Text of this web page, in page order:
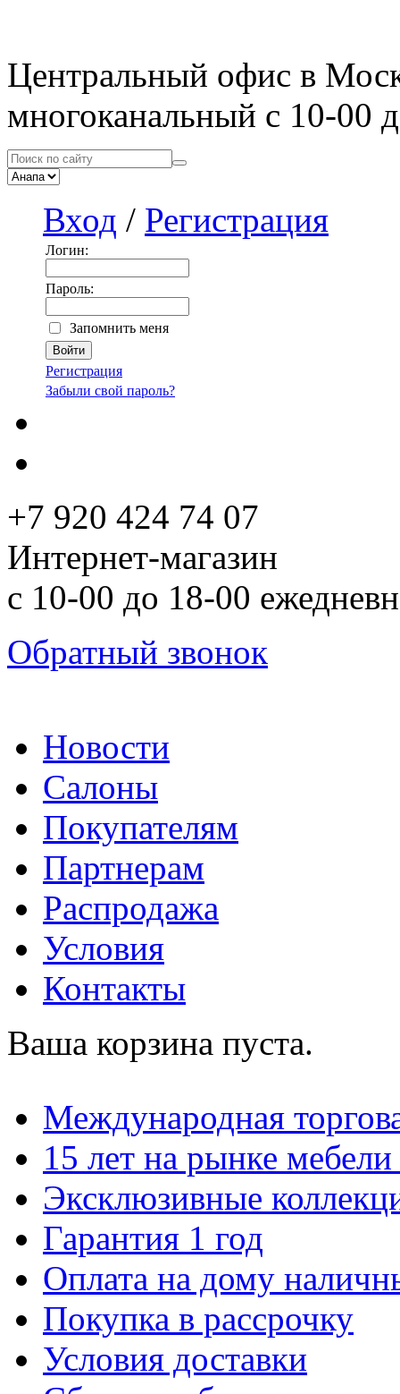
Центральный офис в
многоканальный с 10-00
Вход / Регистрация
Логин:
Пароль:
Запомнить меня
Регистрация
Забыли свой пароль?
+7 920 424 74 07
Интернет-магазин
с 10-00 до 18-00
Обратный звонок
Новости
Салоны
Покупателям
Партнерам
Распродажа
Условия
Контакты
Ваша корзина пуста.
Международная
15 лет на рынке
Эксклюзивные
Гарантия 1 год
Оплата на дому
Покупка в рассрочку
Условия доставки